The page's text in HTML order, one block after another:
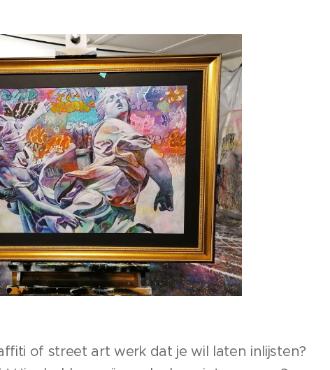
of street art werk dat je wil laten inlijsten?